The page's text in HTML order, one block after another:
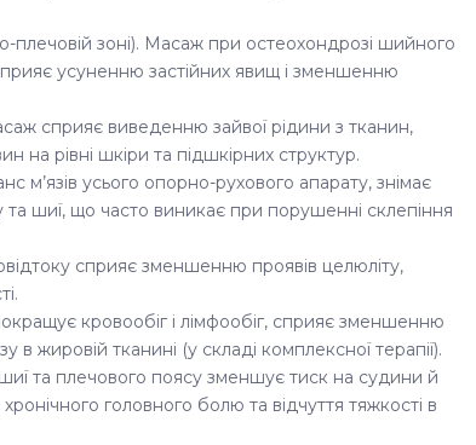
плечовій зоні). Масаж при остеохондрозі шийного
усуненню застійних явищ і зменшенню
сприяє виведенню зайвої рідини з тканин,
на рівні шкіри та підшкірних структур.
м’язів усього опорно-рухового апарату, знімає
шиї, що часто виникає при порушенні склепіння
сприяє зменшенню проявів целюліту,
кровообіг і лімфообіг, сприяє зменшенню
жировій тканині (у складі комплексної терапії).
шиї та плечового поясу зменшує тиск на судини й
головного болю та відчуття тяжкості в